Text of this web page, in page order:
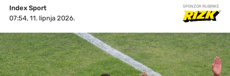
Index Sport
07:54, 11. lipnja 2026.
SPONZOR RUBRIKE